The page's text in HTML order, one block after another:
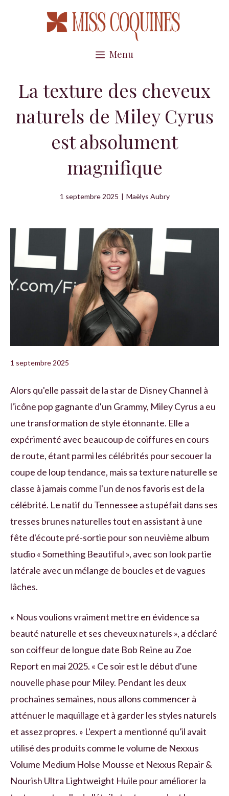
Menu
La texture des cheveux
naturels de Miley Cyrus
est absolument
magnifique
1 septembre 2025 | Maëlys Aubry
1 septembre 2025
Alors qu'elle passait de la star de Disney Channel à
l'icône pop gagnante d'un Grammy, Miley Cyrus a eu
une transformation de style étonnante. Elle a
expérimenté avec beaucoup de coiffures en cours
de route, étant parmi les célébrités pour secouer la
coupe de loup tendance, mais sa texture naturelle se
classe à jamais comme l'un de nos favoris est de la
célébrité. Le natif du Tennessee a stupéfait dans ses
tresses brunes naturelles tout en assistant à une
fête d'écoute pré-sortie pour son neuvième album
studio « Something Beautiful », avec son look partie
latérale avec un mélange de boucles et de vagues
lâches.
« Nous voulions vraiment mettre en évidence sa
beauté naturelle et ses cheveux naturels », a déclaré
son coiffeur de longue date Bob Reine au Zoe
Report en mai 2025. « Ce soir est le début d'une
nouvelle phase pour Miley. Pendant les deux
prochaines semaines, nous allons commencer à
atténuer le maquillage et à garder les styles naturels
et assez propres. » L'expert a mentionné qu'il avait
utilisé des produits comme le volume de Nexxus
Volume Medium Holse Mousse et Nexxus Repair &
Nourish Ultra Lightweight Huile pour améliorer la